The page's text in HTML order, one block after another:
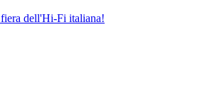
dell'Hi-Fi italiana!